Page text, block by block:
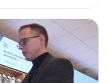
y qué campañas